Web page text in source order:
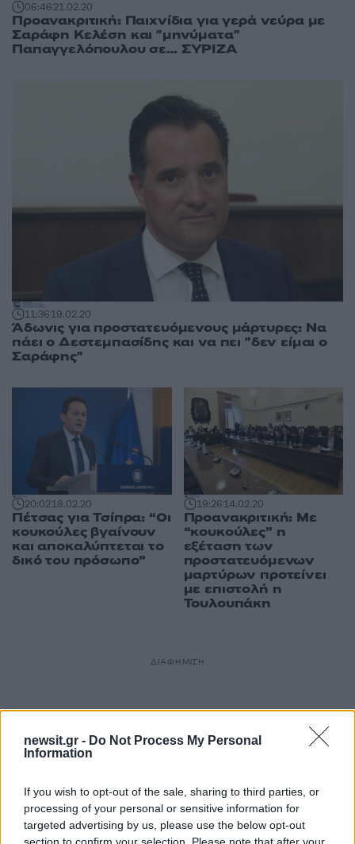
newsit.gr - Do Not Process My Personal
Information
If you wish to opt-out of the sale, sharing to third parties, or
processing of your personal or sensitive information for
targeted advertising by us, please use the below opt-out
section to confirm your selection. Please note that after your
06:4621.02.20
Προανακριτική: Παιχνίδια για γερά νεύρα με
Σαράφη Κελέση και "μηνύματα"
Παπαγγελόπουλου σε… ΣΥΡΙΖΑ
11:3619.02.20
Άδωνις για προστατευόμενους μάρτυρες: Να
πάει ο Δεστεμπασίδης και να πει "δεν είμαι ο
Σαράφης"
20:0218.02.20
Πέτσας για Τσίπρα: “Οι
κουκούλες βγαίνουν
και αποκαλύπτεται το
δικό του πρόσωπο”
19:2614.02.20
Προανακριτική: Με
“κουκούλες” η
εξέταση των
προστατευόμενων
μαρτύρων προτείνει
με επιστολή η
Τουλουπάκη
ΔΙΑΦΗΜΙΣΗ